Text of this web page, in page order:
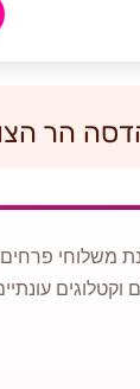
הר
משלוחי
וקטלוגים